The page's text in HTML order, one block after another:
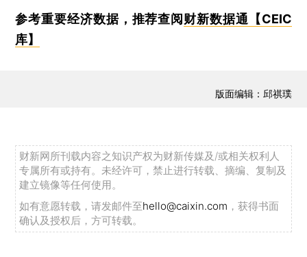
参考重要经济数据，推荐查阅 财新数据通【CEIC
库】
版面编辑：邱祺璞
财新网所刊载内容之知识产权为财新传媒及/或相关权利人
专属所有或持有。未经许可，禁止进行转载、摘编、复制及
建立镜像等任何使用。
如有意愿转载，请发邮件至hello@caixin.com ，获得书面
确认及授权后，方可转载。